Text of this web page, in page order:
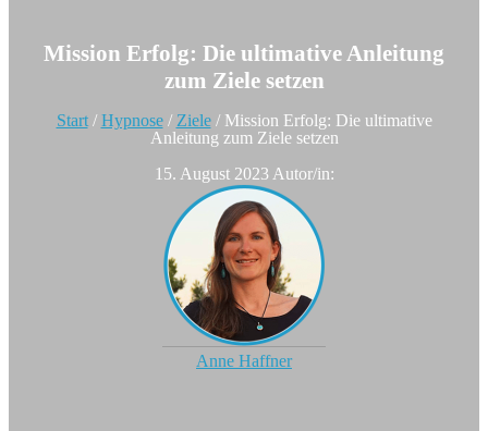
Mission Erfolg: Die ultimative Anleitung
zum Ziele setzen
Start/ Hypnose/ Ziele/ Mission Erfolg: Die ultimative
Anleitung zum Ziele setzen
15. August 2023 Autor/in:
Anne Haffner